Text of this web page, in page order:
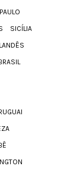
SICÍLIA